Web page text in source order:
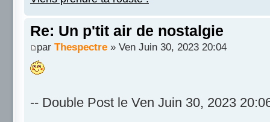
Re: Un p'tit air de nostalgie
par Thespectre » Ven Juin 30, 2023 20:04
-- Double Post le Ven Juin 30, 2023